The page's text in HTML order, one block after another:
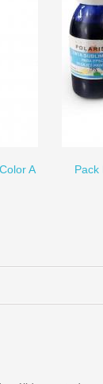
A
Pack